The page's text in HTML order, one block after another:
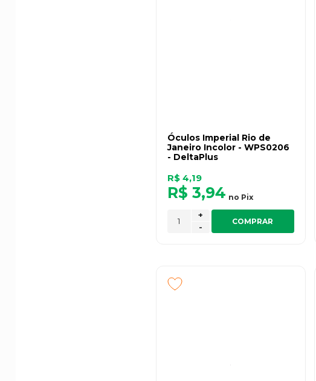
Óculos Imperial Rio de
Janeiro Incolor - WPS0206
- DeltaPlus
R$ 4,19
R$ 3,94 no Pix
-
+
COMPRAR